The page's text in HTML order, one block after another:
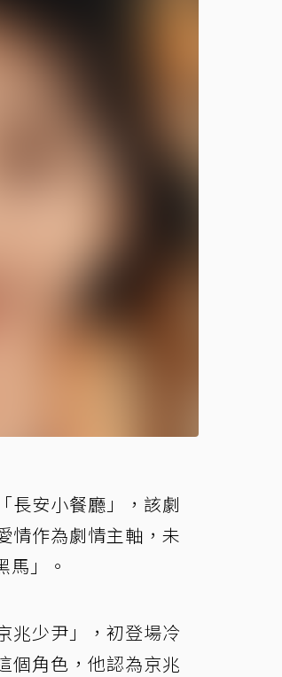
長安小餐廳」，該劇
情作為劇情主軸，未
」。
兆少尹」，初登場冷
個角色，他認為京兆